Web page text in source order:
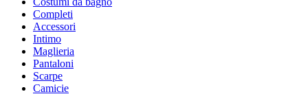
Completi
Accessori
Intimo
Maglieria
Pantaloni
Scarpe
Camicie